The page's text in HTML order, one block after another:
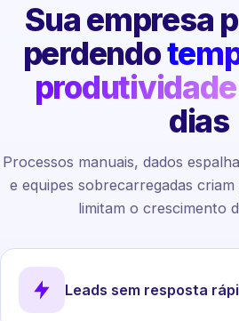
Sua empresa
perdendo
produtividade
dias
Processos manuais, dados
e equipes sobrecarregadas
limitam o crescimento
Leads sem resposta